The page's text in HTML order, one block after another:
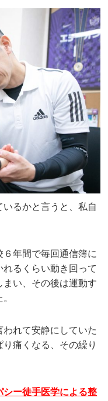
るかと言うと、私自
年間で毎回通信簿に
れるくらい動き回って
い、その後は運動す
われて安静にしていた
痛くなる、その繰り
シー徒手医学による整